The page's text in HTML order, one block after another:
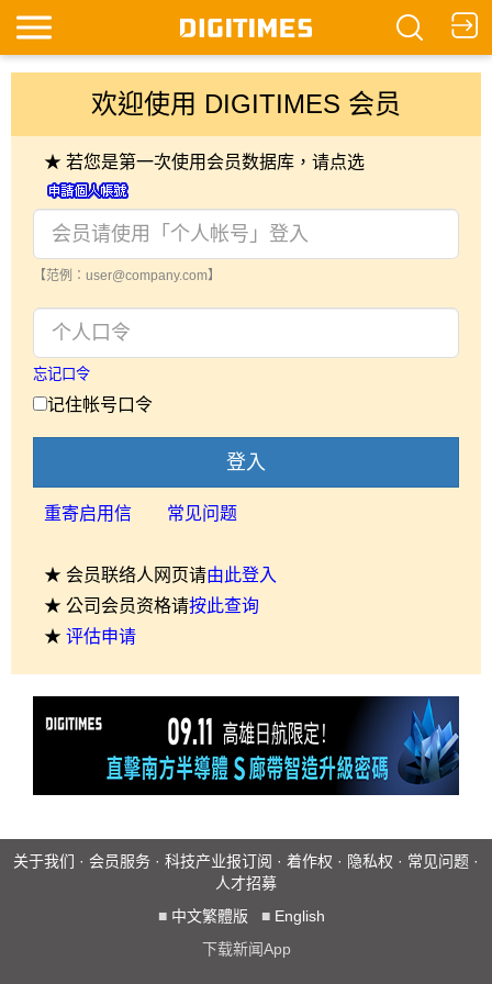
欢迎使用 DIGITIMES 会员
★ 若您是第一次使用会员数据库，请点选
【范例：user@company.com】
忘记口令
记住帐号口令
登入
重寄启用信 常见问题
★ 会员联络人网页请由此登入
★ 公司会员资格请按此查询
★ 评估申请
关于我们 · 会员服务 · 科技产业报订阅 · 着作权 · 隐私权 · 常见问题 ·
人才招募
■ 中文繁體版 ■ English
下载新闻App